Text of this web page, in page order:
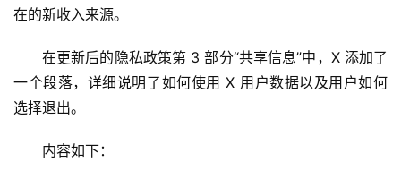
在的新收入来源。
在更新后的隐私政策第 3 部分“共享信息”中，X 添加了
一个段落，详细说明了如何使用 X 用户数据以及用户如何
选择退出。
内容如下：